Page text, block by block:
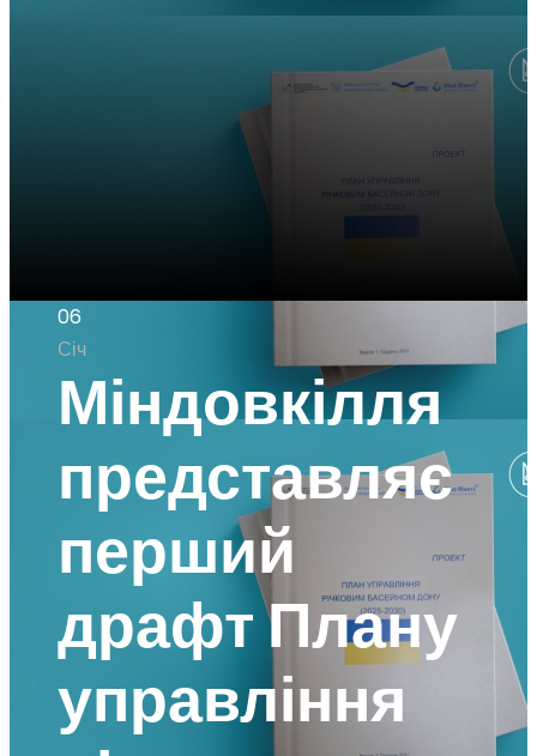
06
Січ
Міндовкілля
представляє
перший
драфт Плану
управління